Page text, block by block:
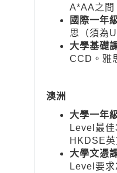
A*AA之間
國際一年
思（須為
大學基礎
CCD。雅
澳洲
大學一年
Level最
HKDSE英
大學文憑
Level要